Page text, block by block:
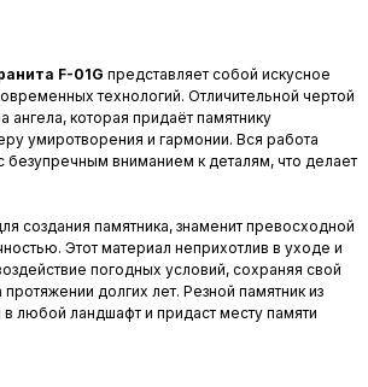
F-01G представляет собой искусное
технологий. Отличительной чертой
ангела, которая придаёт памятнику
умиротворения и гармонии. Вся работа
безупречным вниманием к деталям, что делает
создания памятника, знаменит превосходной
Этот материал неприхотлив в уходе и
погодных условий, сохраняя свой
долгих лет. Резной памятник из
в любой ландшафт и придаст месту памяти